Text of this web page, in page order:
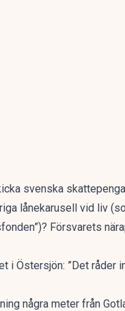
svenska
lånekarusell vid liv
Försvarets
i Östersjön: ”Det råder
några meter från